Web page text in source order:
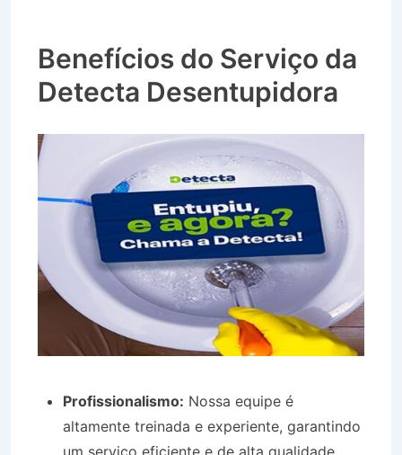
Benefícios do Serviço da
Detecta Desentupidora
Profissionalismo: Nossa equipe é
altamente treinada e experiente, garantindo
um serviço eficiente e de alta qualidade.